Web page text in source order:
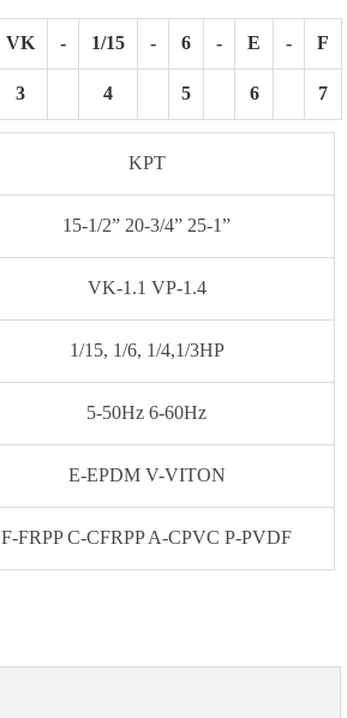
VK - 1/15 - 6 - E - F
3 4 5 6 7
KPT
15-1/2” 20-3/4” 25-1”
VK-1.1 VP-1.4
1/15, 1/6, 1/4,1/3HP
5-50Hz 6-60Hz
E-EPDM V-VITON
F-FRPP C-CFRPP A-CPVC P-PVDF